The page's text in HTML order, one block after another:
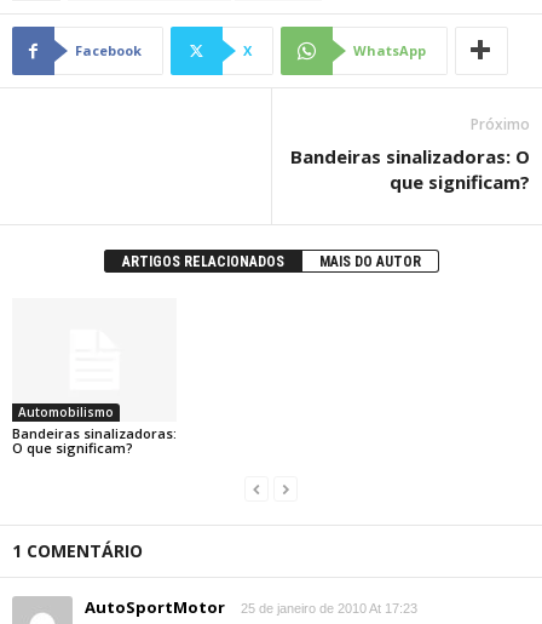
Facebook X WhatsApp
Próximo
Bandeiras sinalizadoras: O
que significam?
ARTIGOS RELACIONADOS MAIS DO AUTOR
Automobilismo
Bandeiras sinalizadoras:
O que significam?
1 COMENTÁRIO
AutoSportMotor 25 de janeiro de 2010 At 17:23